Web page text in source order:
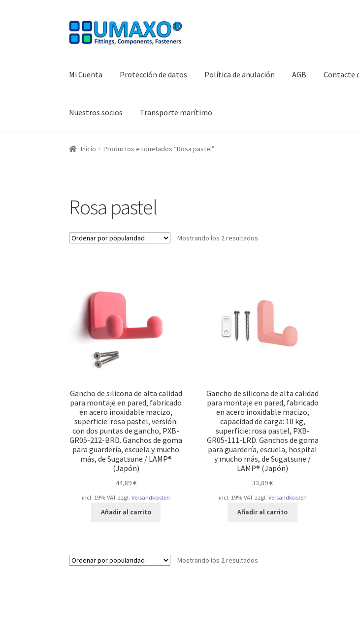
Ir
a
Ir
al
Mi Cuenta Protección de datos Política de anulación AGB Contacte
Nuestros socios Transporte marítimo
Inicio AGB Caja registradora Cesta Contacte con
Inicio Productos etiquetados “Rosa pastel”
Rosa pastel
Mostrando los 2 resultados
Gancho de silicona de alta calidad
para montaje en pared, fabricado
en acero inoxidable macizo,
superficie: rosa pastel, versión:
con dos puntas de gancho, PXB-
GR05-212-BRD. Ganchos de goma
para guardería, escuela y mucho
más, de Sugatsune / LAMP®
(Japón)
44,89€
incl. 19% VAT zzgl.Versandkosten
Añadir al carrito
Gancho de silicona de alta calidad
para montaje en pared, fabricado
en acero inoxidable macizo,
capacidad de carga: 10 kg,
superficie: rosa pastel, PXB-
GR05-111-LRD. Ganchos de goma
para guardería, escuela, hospital
y mucho más, de Sugatsune /
LAMP® (Japón)
33,89€
incl. 19% VAT zzgl. Versandkosten
Añadir al carrito
Mostrando los 2 resultados